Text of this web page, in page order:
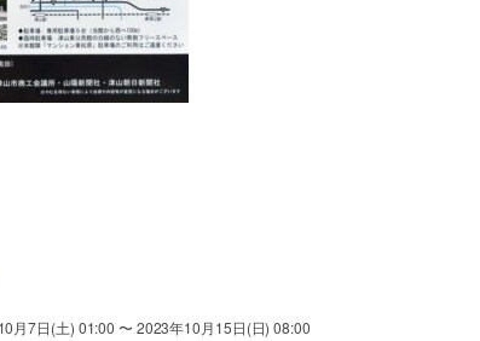
月7日(土) 01:00 〜 2023年10月15日(日) 08:00